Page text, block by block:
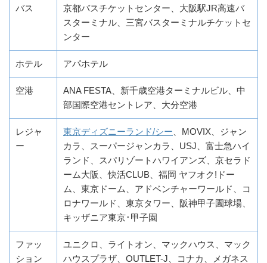
バス
京都バスチケットセンター、大阪駅JR高速バ
スターミナル、三宮バスターミナルチケットセ
ンター
ホテル アパホテル
空港
ANA FESTA、新千歳空港ターミナルビル、中
部国際空港セントレア、大分空港
レジャ
ー
東京ディズニーランド/シー 、MOVIX、ジャン
カラ、スーパージャンカラ、USJ、富士急ハイ
ランド、スパリゾートハワイアンズ、京セラド
ーム大阪、快活CLUB、福岡 ヤフオク!ドー
ム、東京ドーム、アドベンチャーワールド、コ
ロナワールド、東京タワー、阪神甲子園球場、
キッザニア東京･甲子園
ファッ
ション
ユニクロ、ライトオン、マックハウス、マック
ハウスプラザ、OUTLET-J、コナカ、メガネス